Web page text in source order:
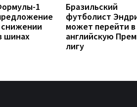
1
шинах
Бразильский
футболист
может перейти в
английскую
лигу